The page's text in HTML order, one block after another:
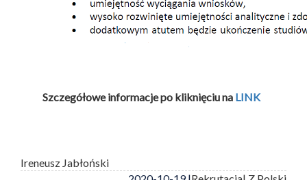
Szczegółowe informacje po kliknięciu na LINK
Ireneusz Jabłoński